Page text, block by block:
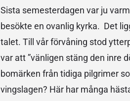
Sista semesterdagen var ju
besökte en ovanlig kyrka. Det
talet. Till vår förvåning stod
var att ”vänligen stäng den inre
bomärken från tidiga pilgrimer
vingslagen? Här har många